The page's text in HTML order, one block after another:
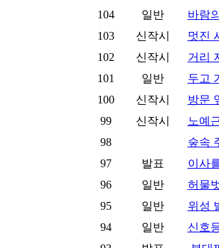
104
일반
바람
103
신작시
멋진
102
신작시
거리
101
일반
두고
100
신작시
방문
99
신작시
노예
98
숲속
97
발표
이사
96
일반
허물
95
일반
위성
94
일반
신호